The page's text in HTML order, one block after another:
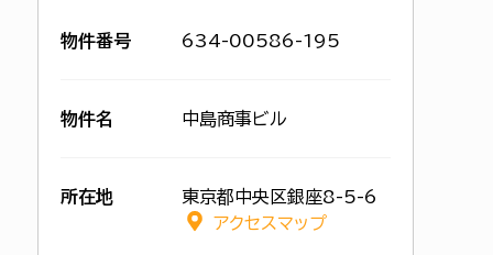
物件番号 634-00586-195
物件名 中島商事ビル
所在地
東京都中央区銀座8-5-6
アクセスマップ